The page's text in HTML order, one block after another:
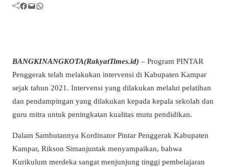
Facebook Mail WhatsApp
BANGKINANGKOTA(RakyatTimes.id) – Program PINTAR
Penggerak telah melakukan intervensi di Kabupaten Kampar
sejak tahun 2021. Intervensi yang dilakukan melalui pelatihan
dan pendampingan yang dilakukan kepada kepala sekolah dan
guru mitra untuk peningkatan kualitas mutu pendidikan.
Dalam Sambutannya Kordinator Pintar Penggerak Kabupaten
Kampar, Rikson Simanjuntak menyampaikan, bahwa
Kurikulum merdeka sangat menjunjung tinggi pembelajaran